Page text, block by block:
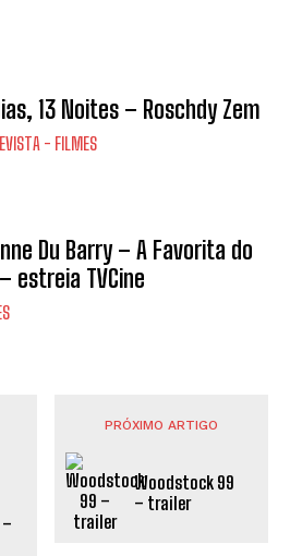
13 Noites – Roschdy Zem
- FILMES
Du Barry – A Favorita do
estreia TVCine
PRÓXIMO ARTIGO
Woodstock 99
– trailer